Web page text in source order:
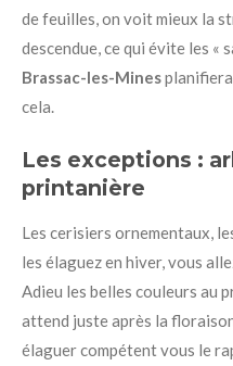
de feuilles, on voit mieux la
descendue, ce qui évite les «
Brassac-les-Mines
cela.
Les exceptions :
printanière
Les cerisiers ornementaux,
les élaguez en hiver, vous
Adieu les belles couleurs au
attend juste après la
élaguer compétent vous le